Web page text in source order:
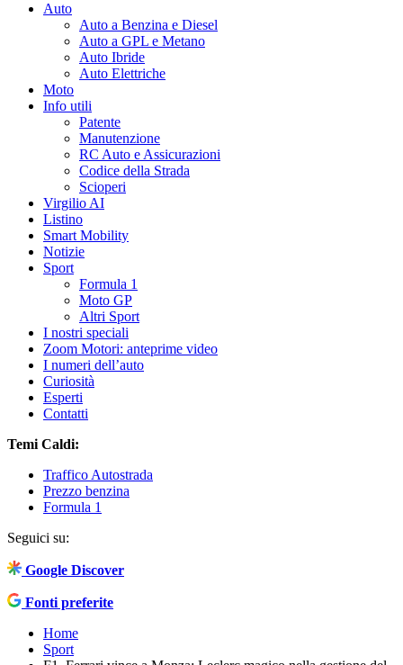
Auto
Auto a Benzina e Diesel
Auto a GPL e Metano
Auto Ibride
Auto Elettriche
Moto
Info utili
Patente
Manutenzione
RC Auto e Assicurazioni
Codice della Strada
Scioperi
Virgilio AI
Listino
Smart Mobility
Notizie
Sport
Formula 1
Moto GP
Altri Sport
I nostri speciali
Zoom Motori: anteprime video
I numeri dell’auto
Curiosità
Esperti
Contatti
Temi Caldi:
Traffico Autostrada
Prezzo benzina
Formula 1
Seguici su:
Google Discover
Fonti preferite
Home
Sport